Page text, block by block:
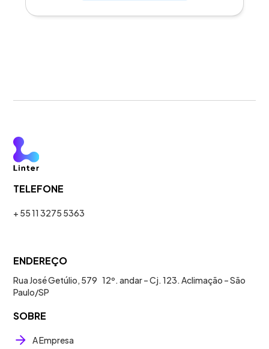
TELEFONE
+ 55 11 3275 5363
ENDEREÇO
Rua José Getúlio, 579 12º. andar – Cj. 123. Aclimação – São
Paulo/SP
SOBRE
A Empresa